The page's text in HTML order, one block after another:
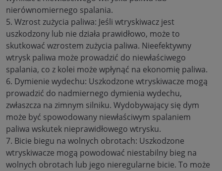
nierównomiernego spalania.
5. Wzrost zużycia paliwa: Jeśli wtryskiwacz jest
uszkodzony lub nie działa prawidłowo, może to
skutkować wzrostem zużycia paliwa. Nieefektywny
wtrysk paliwa może prowadzić do niewłaściwego
spalania, co z kolei może wpłynąć na ekonomię paliwa.
6. Dymienie wydechu: Uszkodzone wtryskiwacze mogą
prowadzić do nadmiernego dymienia wydechu,
zwłaszcza na zimnym silniku. Wydobywający się dym
może być spowodowany niewłaściwym spalaniem
paliwa wskutek nieprawidłowego wtrysku.
7. Bicie biegu na wolnych obrotach: Uszkodzone
wtryskiwacze mogą powodować niestabilny bieg na
wolnych obrotach lub jego nieregularne bicie. To może